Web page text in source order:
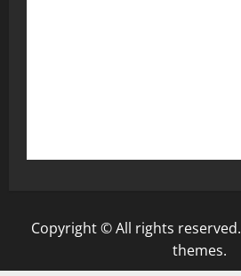
Copyright © All rights reserved.
themes.